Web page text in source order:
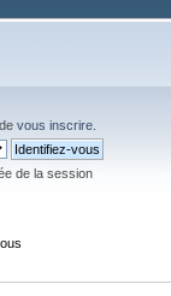
vous inscrire
de la session